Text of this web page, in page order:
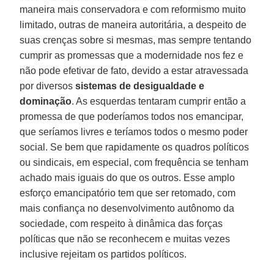
maneira mais conservadora e com reformismo muito
limitado, outras de maneira autoritária, a despeito de
suas crenças sobre si mesmas, mas sempre tentando
cumprir as promessas que a modernidade nos fez e
não pode efetivar de fato, devido a estar atravessada
por diversossistemas de desigualdade e
dominação. As esquerdas tentaram cumprir então a
promessa de que poderíamos todos nos emancipar,
que seríamos livres e teríamos todos o mesmo poder
social. Se bem que rapidamente os quadros políticos
ou sindicais, em especial, com frequência se tenham
achado mais iguais do que os outros. Esse amplo
esforço emancipatório tem que ser retomado, com
mais confiança no desenvolvimento autônomo da
sociedade, com respeito à dinâmica das forças
políticas que não se reconhecem e muitas vezes
inclusive rejeitam os partidos políticos.